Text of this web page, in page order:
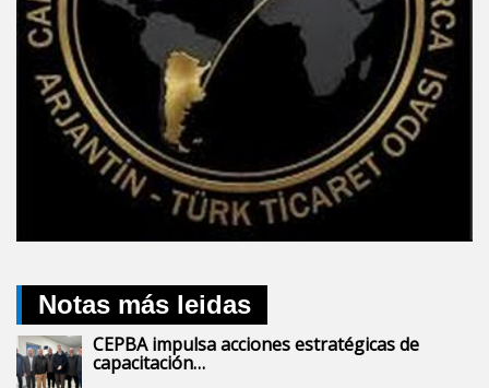
Notas más leidas
CEPBA impulsa acciones estratégicas de
capacitación…